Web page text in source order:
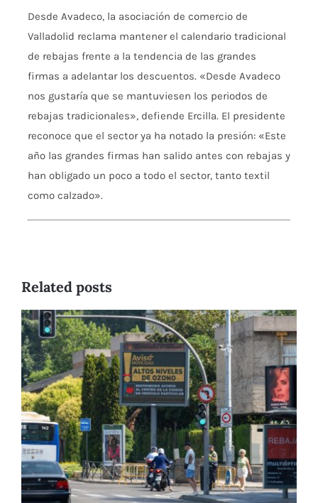
Desde Avadeco, la asociación de comercio de
Valladolid reclama mantenerel calendario tradicional
de rebajas frente a la tendencia de las grandes
firmas a adelantar los descuentos. «Desde Avadeco
nos gustaría que se mantuviesen los periodos de
rebajas tradicionales», defiende Ercilla. El presidente
reconoce que el sector ya ha notado la presión: «Este
año las grandes firmas han salido antes con rebajas y
han obligado un poco a todo el sector, tanto textil
como calzado».
Related posts